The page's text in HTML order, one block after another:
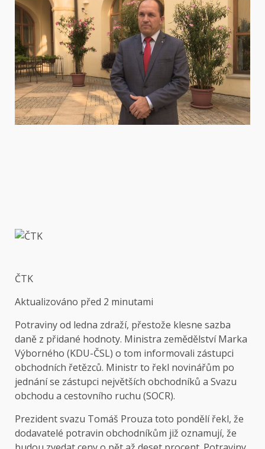
ČTK
Aktualizováno před 2 minutami
Potraviny od ledna zdraží, přestože klesne sazba
daně z přidané hodnoty. Ministra zemědělství Marka
Výborného (KDU-ČSL) o tom informovali zástupci
obchodních řetězců. Ministr to řekl novinářům po
jednání se zástupci největších obchodníků a Svazu
obchodu a cestovního ruchu (SOCR).
Prezident svazu Tomáš Prouza toto pondělí řekl, že
dodavatelé potravin obchodníkům již oznamují, že